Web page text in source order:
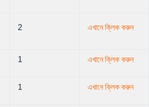
2 এখানে ক্লিক করুন
1 এখানে ক্লিক করুন
1 এখানে ক্লিক করুন